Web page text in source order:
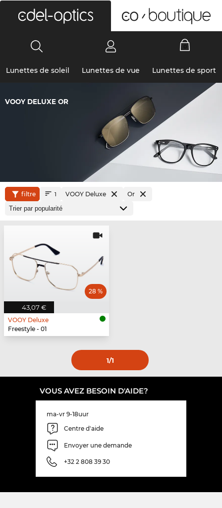
Lunettes de soleil Lunettes de vue Lunettes de sport
VOOY DELUXE OR
filtre 1 VOOY Deluxe Or
43,07 €
28 %
VOOY Deluxe
Freestyle - 01
1/1
VOUS AVEZ BESOIN D'AIDE?
ma-vr 9-18uur
Centre d'aide
Envoyer une demande
+32 2 808 39 30